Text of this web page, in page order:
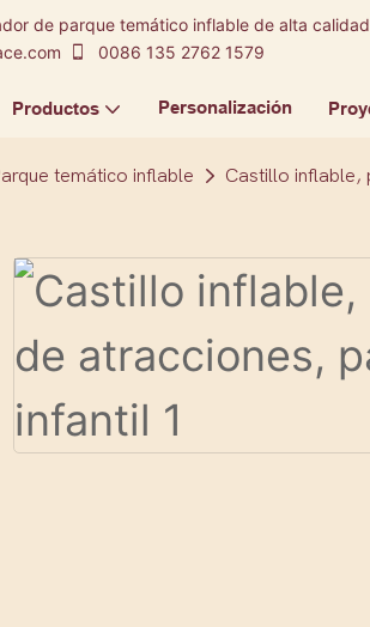
de parque temático inflable de alta
0086 135 2762 1579
Productos Personalización
temático inflable Castillo inflable,